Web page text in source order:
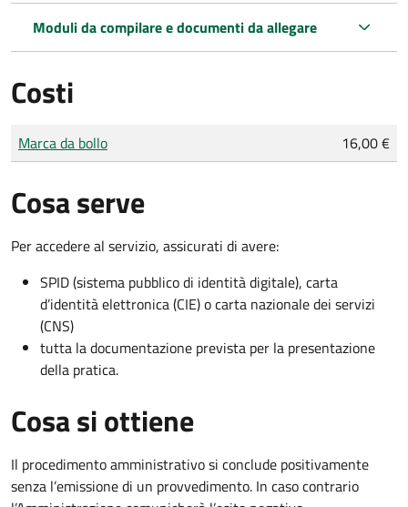
Moduli da compilare e documenti da allegare
Costi
Tipo di pagamento
Importo
Marca da bollo 16,00 €
Cosa serve
Per accedere al servizio, assicurati di avere:
SPID (sistema pubblico di identità digitale), carta
d’identità elettronica (CIE) o carta nazionale dei servizi
(CNS)
tutta la documentazione prevista per la presentazione
della pratica.
Cosa si ottiene
Il procedimento amministrativo si conclude positivamente
senza l’emissione di un provvedimento. In caso contrario